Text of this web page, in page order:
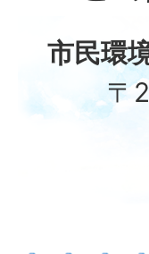
市民環
〒